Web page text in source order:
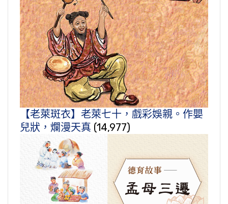
【老萊斑衣】老萊七十，戲彩娛親。作嬰
兒狀，爛漫天真 (14,977)